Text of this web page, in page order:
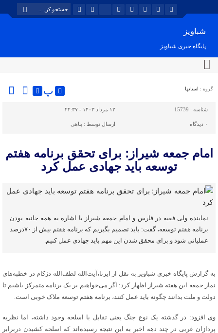
شباویز
پایگاه خبری شباویز
گروه : استانها پ
شناسه : 15739 ۱۲ مرداد ۱۴۰۳ - ۲۲:۳۷
۰ دیدگاه ارسال توسط : پناهی
امام جمعه شیراز: برای تحقق برنامه هفتم
توسعه باید جهادی عمل کرد
نماینده ولی فقیه در فارس و امام جمعه شیراز با اشاره به همه جانبه بودن
برنامه هفتم توسعه، گفت: باید تصمیم بگیریم که برنامه هفتم بیش از ۷۰درصد
عملیاتی شود و برای محقق شدن این مهم باید جهادی عمل کنیم.
به گزارش پایگاه خبری شباویز به نقل از ایرنا،آیت‌الله لطف‌الله دژکام در خطبه‌های
نماز جمعه این هفته شیراز اظهار کرد: اگر می‌خواهیم بر یک برنامه متمرکز باشیم تا
دولت و ملت بدانند چگونه باید عمل کنند، برنامه هفتم توسعه ملاک خوبی است.
وی افزود: در گذشته یک نوع جنگ یعنی تقابل با اسلحه وجود داشته، اما نظریه
پردازان غربی در چند دهه اخیر به این نتیجه رسیده‌اند که اسلحه کشیدن دربرابر